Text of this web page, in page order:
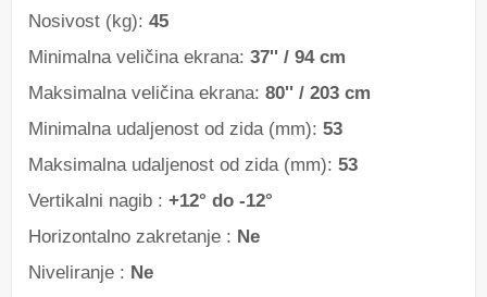
Nosivost (kg): 45
Minimalna veličina ekrana: 37'' / 94 cm
Maksimalna veličina ekrana: 80'' / 203 cm
Minimalna udaljenost od zida (mm): 53
Maksimalna udaljenost od zida (mm): 53
Vertikalni nagib : +12° do -12°
Horizontalno zakretanje : Ne
Niveliranje : Ne